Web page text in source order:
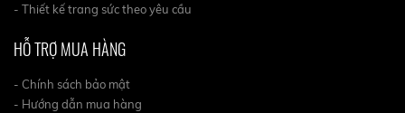
- Thiết kế trang sức theo yêu cầu
HỖ TRỢ MUA HÀNG
- Chính sách bảo mật
- Hướng dẫn mua hàng